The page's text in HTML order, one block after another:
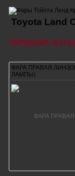
Toyota Land
ПЕРЕДНИЕ ФАРЫ
ФАРА ПРАВАЯ
ЛАМПЫ)